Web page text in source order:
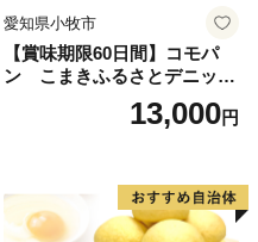
愛知県小牧市
【賞味期限60日間】コモパ
ン こまきふるさとデニッシ
ュセット（20個入り）／災害
用備蓄 保存食 非常食 防災グ
13,000円